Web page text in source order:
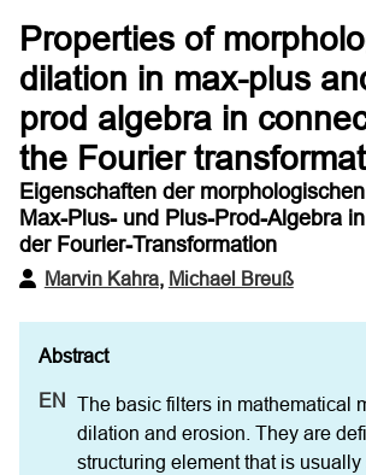
Properties of
dilation in max-plus
prod algebra in
the Fourier
Eigenschaften der
Max-Plus- und Plus-Prod-Algebra
der Fourier-Transformation
Marvin Kahra, Michael Breuß
The basic filters in mathematical
dilation and erosion. They are
structuring element that is